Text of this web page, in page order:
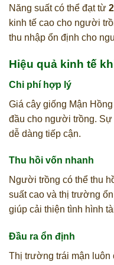
Năng suất có thể đạt từ
kinh tế cao cho người
thu nhập ổn định cho
Hiệu quả kinh tế
Chi phí hợp lý
Giá cây giống Mận
đầu cho người trồng.
dễ dàng tiếp cận.
Thu hồi vốn nhanh
Người trồng có thể thu
suất cao và thị trường
giúp cải thiện tình hình
Đầu ra ổn định
Thị trường trái mận luôn